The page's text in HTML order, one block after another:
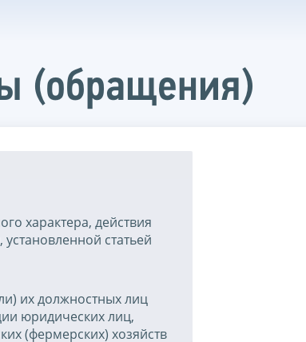
(обращения)
характера, действия
статьей
их должностных лиц
юридических лиц,
(фермерских) хозяйств